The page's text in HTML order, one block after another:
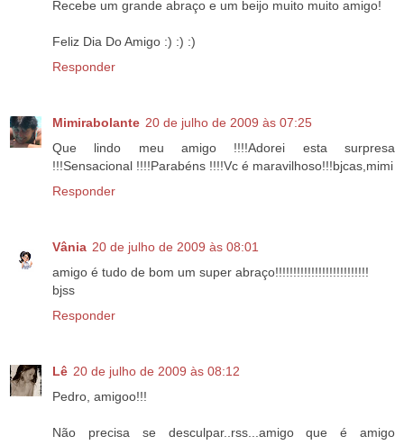
Recebe um grande abraço e um beijo muito muito amigo!
Feliz Dia Do Amigo :) :) :)
Responder
Mimirabolante 20 de julho de 2009 às 07:25
Que lindo meu amigo !!!!Adorei esta surpresa
!!!Sensacional !!!!Parabéns !!!!Vc é maravilhoso!!!bjcas,mimi
Responder
Vânia 20 de julho de 2009 às 08:01
amigo é tudo de bom um super abraço!!!!!!!!!!!!!!!!!!!!!!!!!!
bjss
Responder
Lê 20 de julho de 2009 às 08:12
Pedro, amigoo!!!
Não precisa se desculpar..rss...amigo que é amigo